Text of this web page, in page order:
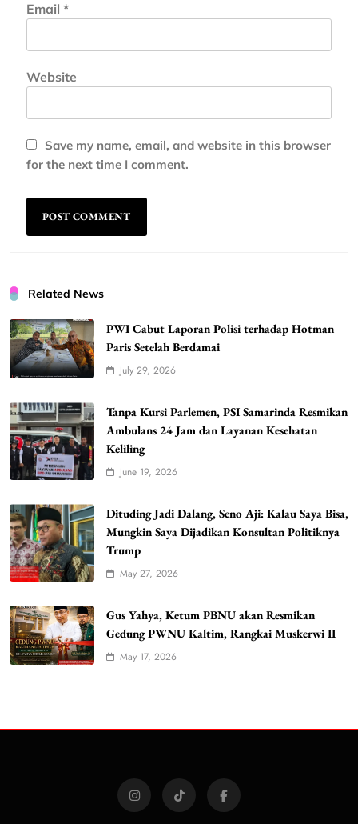
Email *
Website
Save my name, email, and website in this browser
for the next time I comment.
Related News
PWI Cabut Laporan Polisi terhadap Hotman
Paris Setelah Berdamai
July 29, 2026
Tanpa Kursi Parlemen, PSI Samarinda Resmikan
Ambulans 24 Jam dan Layanan Kesehatan
Keliling
June 19, 2026
Dituding Jadi Dalang, Seno Aji: Kalau Saya Bisa,
Mungkin Saya Dijadikan Konsultan Politiknya
Trump
May 27, 2026
Gus Yahya, Ketum PBNU akan Resmikan
Gedung PWNU Kaltim, Rangkai Muskerwi II
May 17, 2026